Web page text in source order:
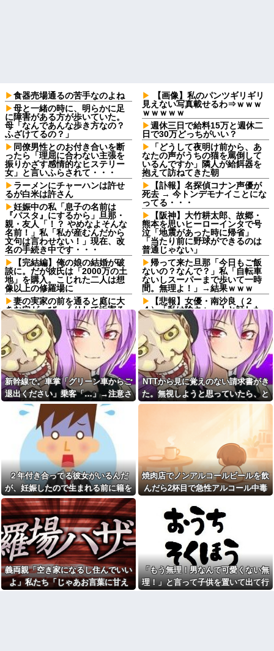
食器売場通るの苦手なのよね
母と一緒の時に、明らかに足
に障害がある方が歩いていた。
母「なんであんな歩き方なの？
ふざけてるの？」
同僚男性とのお付き合いを断
ったら「理屈に合わない主張を
振りかざす感情的なヒステリー
女」と言いふらされて・・・
ラーメンにチャーハンは許せ
るが白米は許さん
妊娠中の私「息子の名前は
『パスタ』にするから」旦那・
親・友人「！？ やめなよそんな
名前！」私「私が産むんだから
文句は言わせない！」現在、改
名の手続き中です・・・
【完結編】俺の娘の結婚が破
談に。だが彼氏は「2000万の土
地」を購入。こじれた二人は想
像以上の修羅場に
妻の実家の前を通ると庭に大
きな穴が。びっくりして近寄る
と穴の中に嫁がいて...
子供がアベマで葬送のフリー
レンを延々見てる。回想シーン
ばかりだけどこれは尺稼ぎな
の？
夫をどうしても労ってあげら
れないし大切にできない。出産
した時の夫の態度に納得できな
くて...
実家を継いだのは自分だと次
男を追い出そうとした長男に次
男が「え、この家って継ぐほど
の何かがあったの？」と返し
た。すると…
新幹線で。車掌「グリーン車
からご退出ください」乗客
「…」→注意されても動かない
乗客を見ていたら、その直後ま
さかの展開に…
自杀殳するための道中で露出
狂に出会った。自分でもよく分
からないけどソイツの腕をしっ
かり掴んで境遇を泣きながら話
した。すると露出狂は…
お前ら急げ！怪しい外人みつ
けたら法務省にタレコミしてみ
ろ！意外と仕事するぞ？
【画像】タトゥーだらけの美
人海鮮料理人、現る！！←コレ
【画像】私のパンツギリギリ
見えない写真載せるわ⇒ｗｗｗ
ｗｗｗｗｗ
週休三日で給料15万と週休二
日で30万どっちがいい？
「どうして夜明け前から、あ
なたの声がうちの猫を罵倒して
いるんですか」隣人が給餌器を
抱えて訪ねてきた朝
【訃報】名探偵コナン声優が
死去 → 今トンデモナイことにな
ってる・・・
【阪神】大竹耕太郎、故郷・
熊本を思いヒーローインタで号
泣「地震があった時に帰省」
「当たり前に野球ができるのは
普通じゃない」
帰って来た旦那「今日もご飯
ないの？なんで？」私「自転車
ないしスーパーまで歩いて一時
間。無理よ！」→結果ｗｗｗ
【悲報】女優・南沙良（２
４）「私は陰キャ。人と話した
くないので家に引きこもってPC
でアニメを観ていたい」
【幽霊否定派、完全論破】幽
霊がいないなら午前2時に一人で
墓石を木刀で叩き割れるよな？
ｗｗｗｗｗ他
血を見て失神した俺が「殺人
事件の被害者（遺体）」と勘違
いされ現場が大パニックに！勇
敢なおばちゃんとオジサン達の
メ！冬ソナにハマり私のヨン様
グッズを勝手に持ち出したの
で、トメ自身の「あの自論」で
撃退したったｗｗ←矛盾だらけ
のトメにブーメラン刺さりまく
り
妻の浮氣が発覚。俺「離婚
だ」妻の謝罪と子供の願いに根
負けして再構築し、２週間後に
また浮気。俺「今度こそ離婚
だ」妻「離婚するなら飛び降り
る！」俺「ご自由に＾＾」→結
コトメの結婚式で、知らない
間にお祝いの歌を弾き語りする
事になってた
【幽霊否定派、完全論破】幽
新幹線で。車掌「グリーン車からご
退出ください」乗客「…」→注意さ
れても動かない乗客を見ていたら、
その直後まさかの展開に…
NTTから見に覚えのない請求書がき
た。無視しようと思っていたら、と
んでもない事実が判明して…
２年付き合ってる彼女がいるんだ
が、妊娠したので生まれる前に籍を
入れたいと言われた。俺は種がほぼ
無いはずなのに...
焼肉店でノンアルコールビールを飲
んだら2杯目で急性アルコール中毒
き込む騒ぎに…
義両親「空き家になるし住んでいい
よ」私たち「じゃあお言葉に甘え
「もう無理！男なんて可愛くない無
理！」と言って子供を置いて出て行